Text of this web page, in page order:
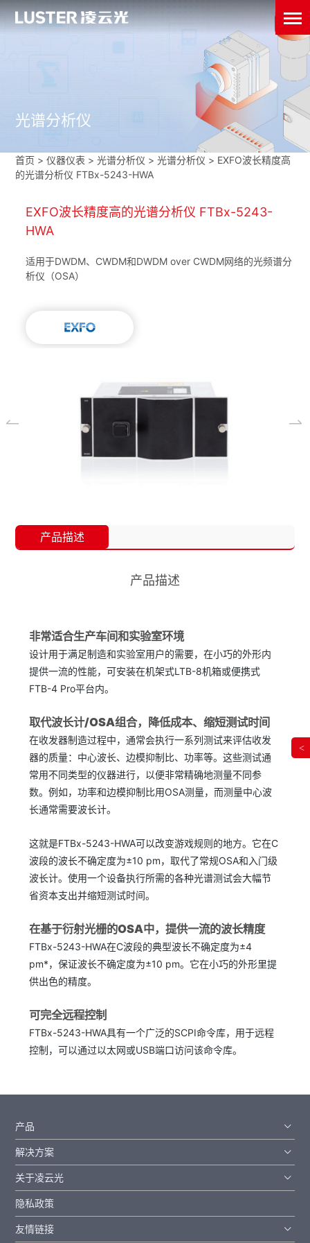
光谱分析仪
首页 >仪器仪表 >光谱分析仪 >光谱分析仪 > EXFO波长精度高
的光谱分析仪 FTBx-5243-HWA
EXFO波长精度高的光谱分析仪 FTBx-5243-
HWA
适用于DWDM、CWDM和DWDM over CWDM网络的光频谱分
析仪（OSA）
产品描述
产品描述
非常适合生产车间和实验室环境
设计用于满足制造和实验室用户的需要，在小巧的外形内
提供一流的性能，可安装在机架式LTB-8机箱或便携式
FTB-4 Pro平台内。
取代波长计/OSA组合，降低成本、缩短测试时间
在收发器制造过程中，通常会执行一系列测试来评估收发
器的质量：中心波长、边模抑制比、功率等。这些测试通
常用不同类型的仪器进行，以便非常精确地测量不同参
数。例如，功率和边模抑制比用OSA测量，而测量中心波
长通常需要波长计。
这就是FTBx-5243-HWA可以改变游戏规则的地方。它在C
波段的波长不确定度为±10 pm，取代了常规OSA和入门级
波长计。使用一个设备执行所需的各种光谱测试会大幅节
省资本支出并缩短测试时间。
在基于衍射光栅的OSA中，提供一流的波长精度
FTBx-5243-HWA在C波段的典型波长不确定度为±4
pm*，保证波长不确定度为±10 pm。它在小巧的外形里提
供出色的精度。
可完全远程控制
FTBx-5243-HWA具有一个广泛的SCPI命令库，用于远程
控制，可以通过以太网或USB端口访问该命令库。
产品
解决方案
关于凌云光
隐私政策
友情链接
<